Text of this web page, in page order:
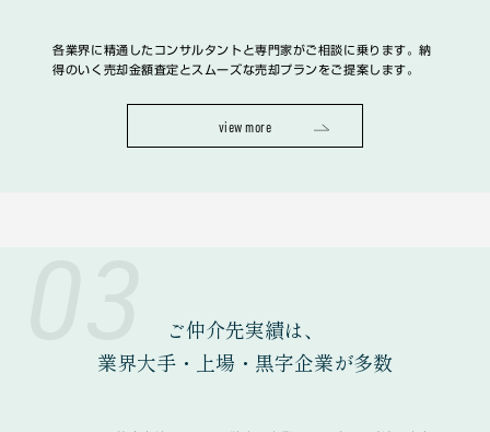
各業界に精通したコンサルタントと専門家がご相談に乗ります。納
得のいく売却金額査定とスムーズな売却プランをご提案します。
view more
ご仲介先実績は、
業界大手・上場・黒字企業が多数